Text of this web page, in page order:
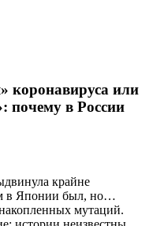
коронавируса или
почему в России
крайне
в Японии был, но…
мутаций.